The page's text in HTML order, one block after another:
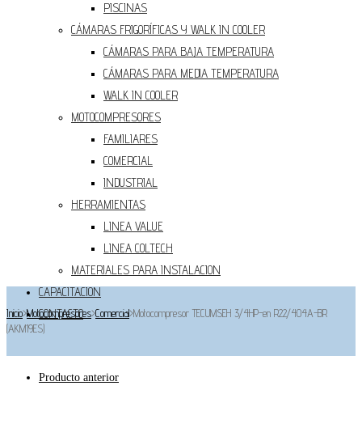
PISCINAS
CÁMARAS FRIGORÍFICAS Y WALK IN COOLER
CÁMARAS PARA BAJA TEMPERATURA
CÁMARAS PARA MEDIA TEMPERATURA
WALK IN COOLER
MOTOCOMPRESORES
FAMILIARES
COMERCIAL
INDUSTRIAL
HERRAMIENTAS
LINEA VALUE
LINEA COLTECH
MATERIALES PARA INSTALACION
CAPACITACION
CONTACTO
Inicio>Motocompresores>Comercial>Motocompresor TECUMSEH 3/4HP-en R22/404A-BR
(AKM19ES)
Producto anterior